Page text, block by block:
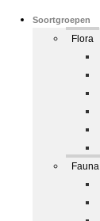
Soortgroepen
Flora
Fauna